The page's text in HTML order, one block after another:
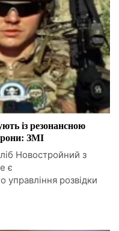
із резонансною
ЗМІ
Новостройний з
є
управління розвідки